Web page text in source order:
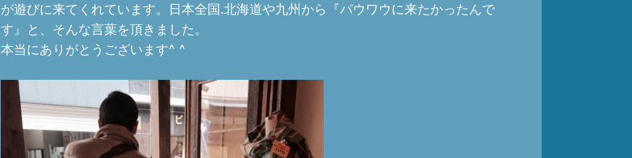
が遊びに来てくれています。日本全国.北海道や九州から『パウワウに来たかったんで
す』と、そんな言葉を頂きました。
本当にありがとうございます^ ^